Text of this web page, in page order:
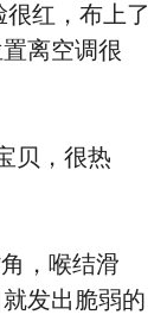
红，布上了
离空调很
贝，很热
，喉结滑
发出脆弱的